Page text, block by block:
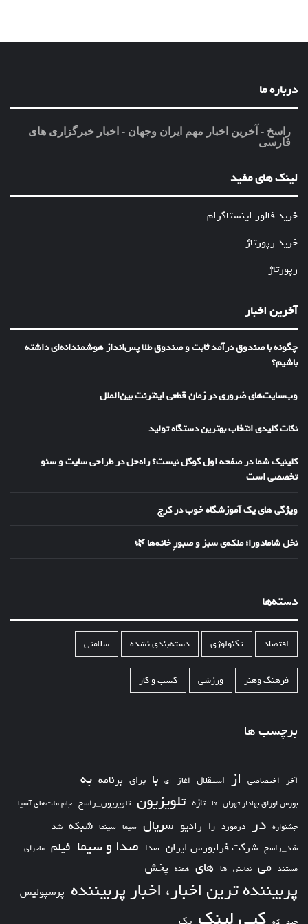
درباره ما
راسخ - آخرین اخبار مهم ایران وجهان - اخبار خبرگزاری های
فارسی
لینک های مفید
خرید فالور اینستاگرام
خرید رپورتاژ
رپورتاژ
آخرین اخبار
چگونه با صندوق درآمد ثابت و صندوق طلا پس‌انداز هوشمندانه‌ای داشته
باشیم؟
وب‌سایت‌های ضروری در زمان قطعی اینترنت بین‌الملل
نکات کلیدی انتخاب بهترین دستگاه تولید
کلینیک شما در صفحه اول گوگل نیست؟ راه‌حل در طراحی سایت و سئو
تخصصی است
ویژگی های یک آموزشگاه خوب در کرج
نخل شامادورا؛ ملکه‌ی سبز و صبورِ خانه‌ها 🌿
دسته‌ها
اقتصاد تکنولوژی دسته‌بندی نشده سلامتی
فرهنگ وهنر ورزشی کسب و کار
برچسب ها
آخر اختصاصی از استقلال اغاز ای با برای برنامه به
بورس اوراق بهادار تهران تا تازه تلویزیون تلویزیون_راسخ جام ملت‌های آسیا
جشنواره در درمورد را رادیو سریال سیما سینما شبکه شد
شد_راسخ شرکت فرابورس ایران صدا صدا و سیما فیلم ماجرای
مستند می نمایش ها های هفته پخش
پربیننده ترین اخبار، اخبار پربیننده پرسپولیس